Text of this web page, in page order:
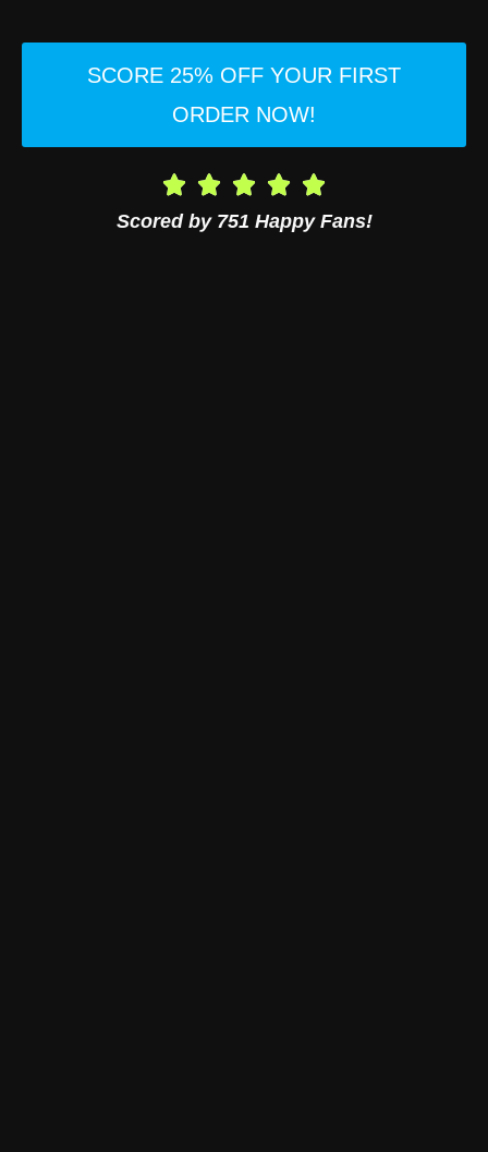
SCORE 25% OFF YOUR FIRST
ORDER NOW!
Scored by 751 Happy Fans!